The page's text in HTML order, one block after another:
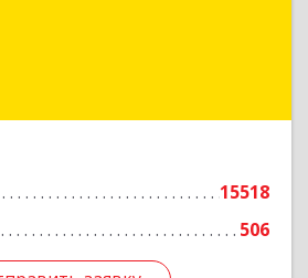
15518
506
обл, Новосибирск г,